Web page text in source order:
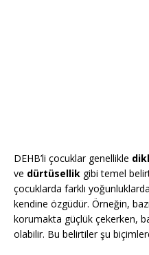
DEHB’li çocuklar genellikle
ve dürtüsellik gibi temel
çocuklarda farklı
kendine özgüdür. Örneğin,
korumakta güçlük çekerken,
olabilir. Bu belirtiler şu